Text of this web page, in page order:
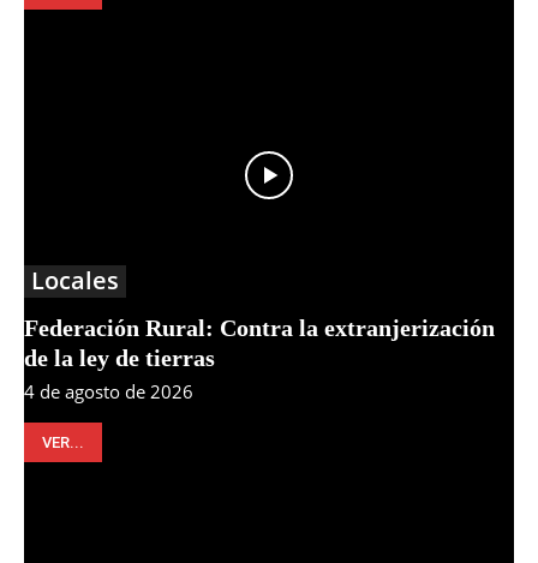
Locales
Federación Rural: Contra la extranjerización
de la ley de tierras
4 de agosto de 2026
VER...